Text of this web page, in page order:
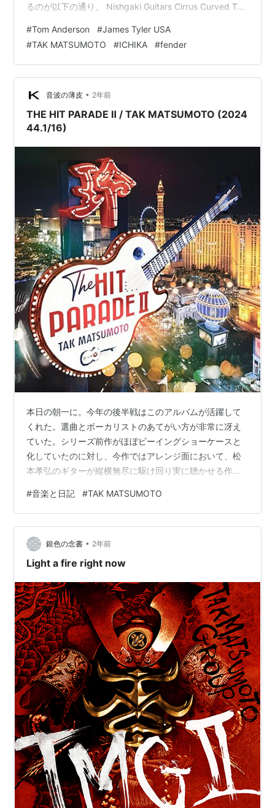
るのが以下の通り。 Nishgaki Guitars Cirrus Curved Top
Deep Bora to Trans Blue Burst JAMES TYLER Studio
Elite HD “Blueberry Shmear” SSH Epiphone Insp…
#Tom Anderson #James Tyler USA
#TAK MATSUMOTO #ICHIKA #fender
音波の薄皮 • 2年前
THE HIT PARADE Ⅱ / TAK MATSUMOTO (2024
44.1/16)
本日の朝一に。今年の後半戦はこのアルバムが活躍して
くれた。選曲とボーカリストのあてがい方が非常に冴え
ていた。シリーズ前作がほぼビーイングショーケースと
化していたのに対し、今作ではアレンジ面において、松
本孝弘のギターが縦横無尽に駆け回り実に聴かせる作り
方がしっくり来る仕上がりになっていたこととで、幸せ
なカヴァーアルバムになっているのではないかと。この
中からベストトラックを挙げろと言われても、とてもで
はないけれども一曲には絞り込めないほど、どの曲にも
魂が宿っている内容なのだよね。それでもどうしてもと
#音楽と日記 #TAK MATSUMOTO
銀色の念書 • 2年前
Light a fire right now